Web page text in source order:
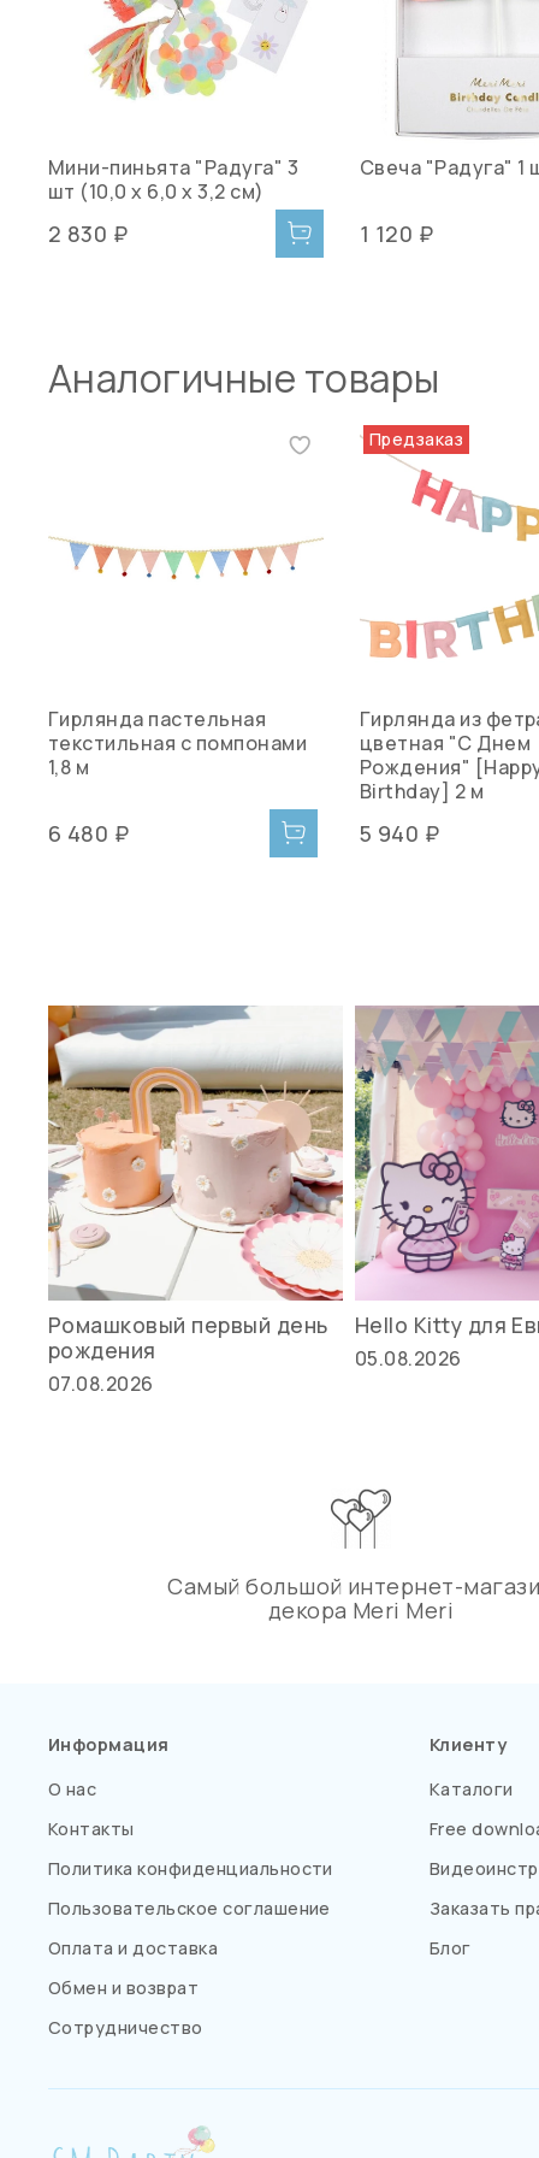
Мини-пиньята "Радуга" 3
шт (10,0 х 6,0 х 3,2 см)
2 830 ₽
Свеча "Радуга" 1
1 120 ₽
Аналогичные товары
Гирлянда пастельная
текстильная с помпонами
1,8 м
6 480 ₽
Предзаказ
Гирлянда из
цветная "С Днем
Рождения"
Birthday] 2 м
5 940 ₽
Ромашковый первый день
рождения
07.08.2026
Hello Kitty для
05.08.2026
Самый большой интернет-
декора Meri Meri
Информация
О нас
Контакты
Политика конфиденциальности
Пользовательское соглашение
Оплата и доставка
Обмен и возврат
Сотрудничество
Клиенту
Каталоги
Free
Заказать
Блог